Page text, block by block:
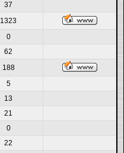
37
1323
0
62
188
5
13
21
0
22